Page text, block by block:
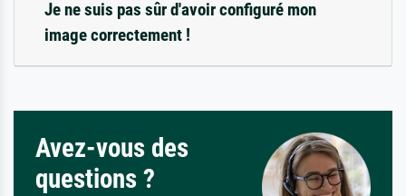
Je ne suis pas sûr d'avoir configuré mon
image correctement !
Avez-vous des
questions ?